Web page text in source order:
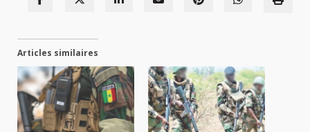
Articles similaires